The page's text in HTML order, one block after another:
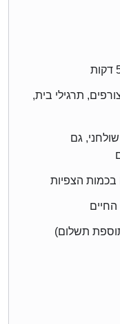
תרגילי בית,
גם
בכמות הצפיות
תשלום)